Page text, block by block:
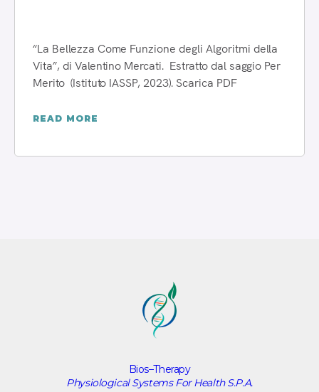
“La Bellezza Come Funzione degli Algoritmi della
Vita”, di Valentino Mercati. Estratto dal saggio Per
Merito (Istituto IASSP, 2023). Scarica PDF
READ MORE
Bios–Therapy
Physiological Systems For Health S.P.A.